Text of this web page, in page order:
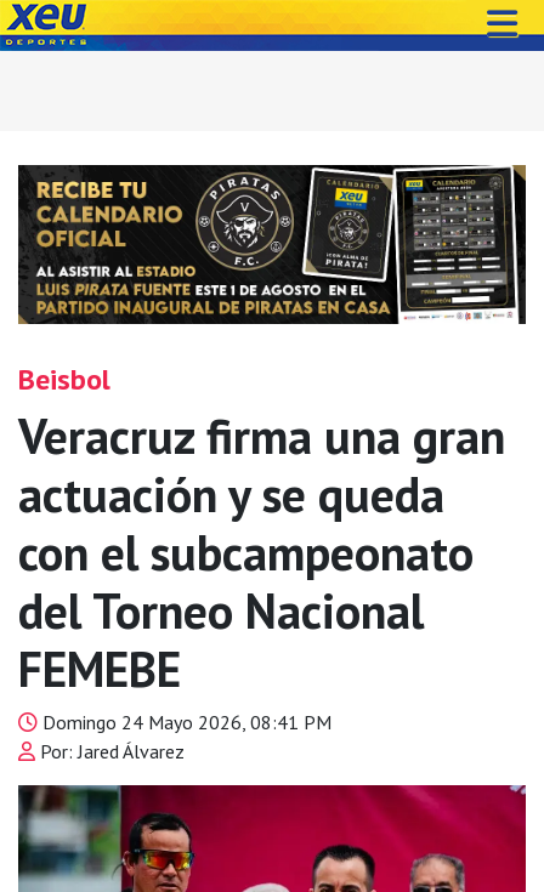
Beisbol
Veracruz firma una gran
actuación y se queda
con el subcampeonato
del Torneo Nacional
FEMEBE
Domingo 24 Mayo 2026, 08:41 PM
Por: Jared Álvarez